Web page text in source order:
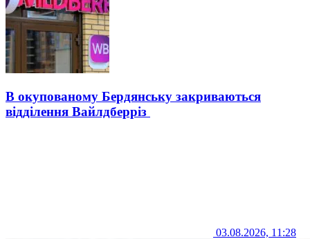
В окупованому Бердянську закриваються
відділення Вайлдберріз
03.08.2026, 11:28